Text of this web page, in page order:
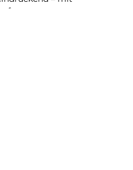
in Echtzeit an
satte Bässe in
Geräusche.
etwas anhörst
reduziert 48.000 Mal